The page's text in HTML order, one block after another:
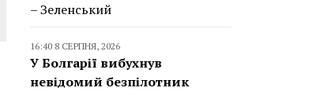
– Зеленський
16:40 8 СЕРПНЯ, 2026
У Болгарії вибухнув
невідомий безпілотник